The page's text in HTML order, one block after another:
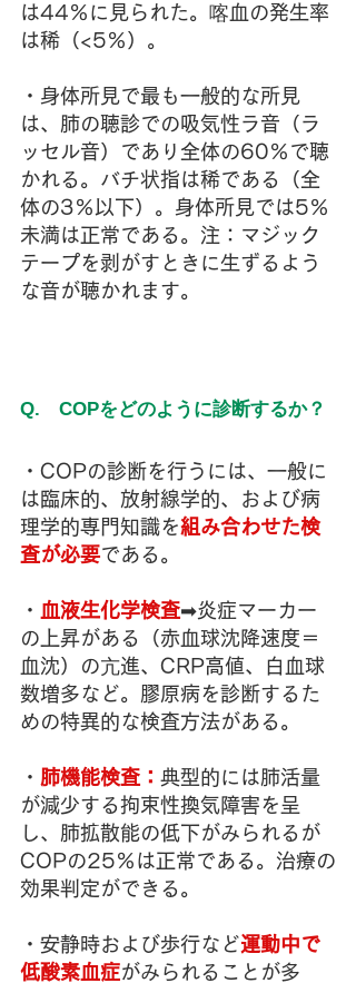
は44％に見られた。喀血の発生率
は稀（<5％）。
・身体所見で最も一般的な所見
は、肺の聴診での吸気性ラ音（ラ
ッセル音）であり全体の60％で聴
かれる。バチ状指は稀である（全
体の3％以下）。身体所見では5％
未満は正常である。注：マジック
テープを剥がすときに生ずるよう
な音が聴かれます。
Q.　COPをどのように診断するか？
・COPの診断を行うには、一般に
は臨床的、放射線学的、および病
理学的専門知識を組み合わせた検
査が必要である。
・ 血液生化学検査➡炎症マーカー
の上昇がある（赤血球沈降速度＝
血沈）の亢進、CRP高値、白血球
数増多など。膠原病を診断するた
めの特異的な検査方法がある。
・ 肺機能検査： 典型的には肺活量
が減少する拘束性換気障害を呈
し、肺拡散能の低下がみられるが
COPの25％は正常である。治療の
効果判定ができる。
・安静時および歩行など運動中で
低酸素血症がみられることが多